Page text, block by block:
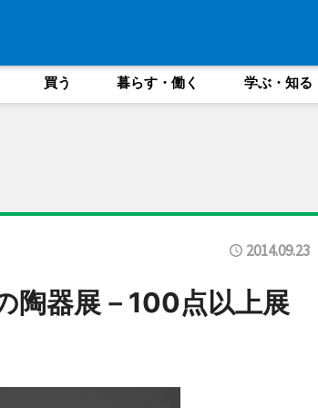
買う 暮らす・働く 学ぶ・知る
2014.09.23
陶器展－100点以上展